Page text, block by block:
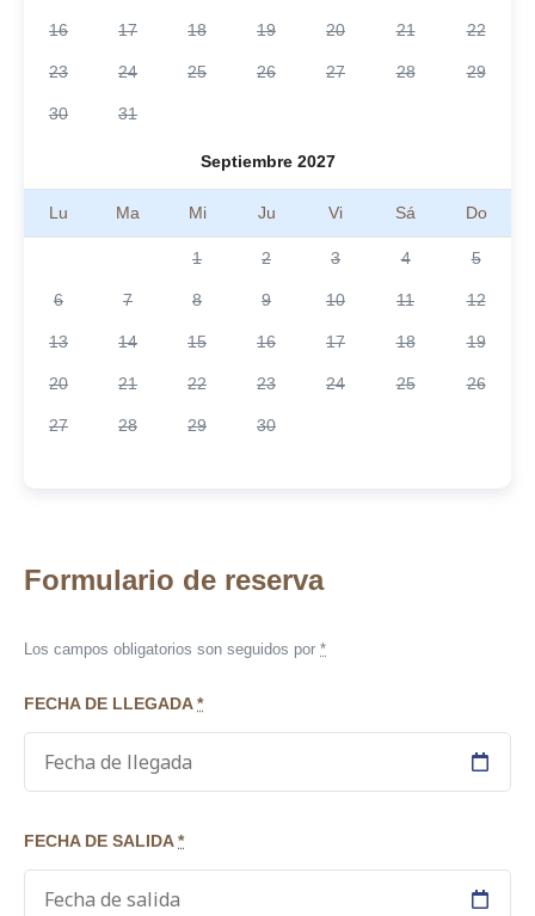
16 17 18 19 20 21 22
23 24 25 26 27 28 29
30 31
Septiembre 2027
Lu Ma Mi Ju Vi Sá Do
1 2 3 4 5
6 7 8 9 10 11 12
13 14 15 16 17 18 19
20 21 22 23 24 25 26
27 28 29 30
Formulario de reserva
Los campos obligatorios son seguidos por *
FECHA DE LLEGADA*
FECHA DE SALIDA*